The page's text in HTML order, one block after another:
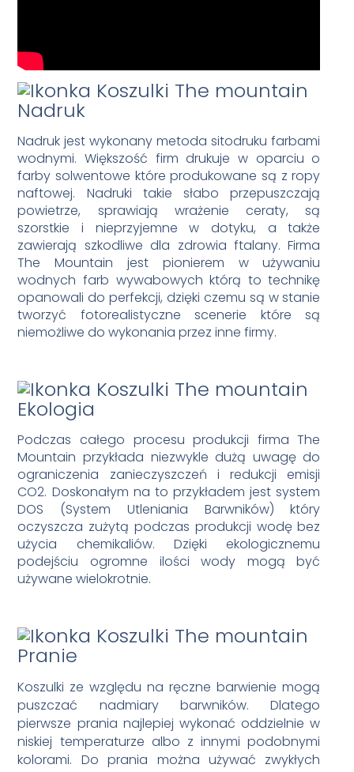
Nadruk
Nadruk jest wykonany metoda sitodruku farbami
wodnymi. Większość firm drukuje w oparciu o
farby solwentowe które produkowane są z ropy
naftowej. Nadruki takie słabo przepuszczają
powietrze, sprawiają wrażenie ceraty, są
szorstkie i nieprzyjemne w dotyku, a także
zawierają szkodliwe dla zdrowia ftalany. Firma
The Mountain jest pionierem w używaniu
wodnych farb wywabowych którą to technikę
opanowali do perfekcji, dzięki czemu są w stanie
tworzyć fotorealistyczne scenerie które są
niemożliwe do wykonania przez inne firmy.
Ekologia
Podczas całego procesu produkcji firma The
Mountain przykłada niezwykle dużą uwagę do
ograniczenia zanieczyszczeń i redukcji emisji
CO2. Doskonałym na to przykładem jest system
DOS (System Utleniania Barwników) który
oczyszcza zużytą podczas produkcji wodę bez
użycia chemikaliów. Dzięki ekologicznemu
podejściu ogromne ilości wody mogą być
używane wielokrotnie.
Pranie
Koszulki ze względu na ręczne barwienie mogą
puszczać nadmiary barwników. Dlatego
pierwsze prania najlepiej wykonać oddzielnie w
niskiej temperaturze albo z innymi podobnymi
kolorami. Do prania można używać zwykłych